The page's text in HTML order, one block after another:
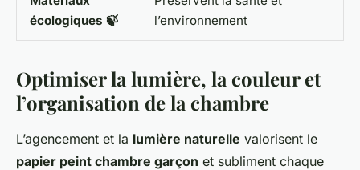
écologiques 🍃
l’environnement
Optimiser la lumière, la couleur et
l’organisation de la chambre
L’agencement et la lumière naturelle valorisent le
papier peint chambre garçon et subliment chaque